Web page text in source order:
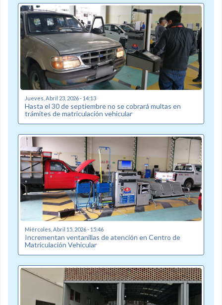
Jueves, Abril 23, 2026 - 14:13
Hasta el 30 de septiembre no se cobrará multas en
trámites de matriculación vehicular
Miércoles, Abril 15, 2026 - 15:46
Incrementan ventanillas de atención en Centro de
Matriculación Vehicular